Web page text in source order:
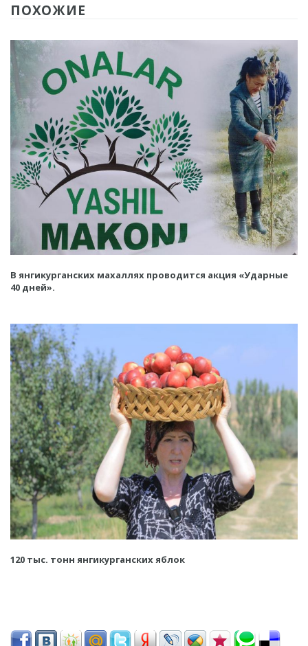
ПОХОЖИЕ
В янгикурганских махаллях проводится акция «Ударные
40 дней».
120 тыс. тонн янгикурганских яблок